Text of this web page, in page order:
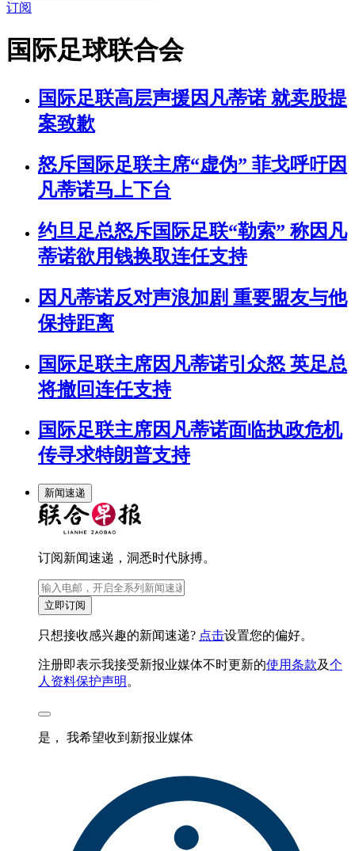
订阅
国际足球联合会
国际足联高层声援因凡蒂诺 就卖股提
案致歉
怒斥国际足联主席“虚伪” 菲戈呼吁因
凡蒂诺马上下台
约旦足总怒斥国际足联“勒索” 称因凡
蒂诺欲用钱换取连任支持
因凡蒂诺反对声浪加剧 重要盟友与他
保持距离
国际足联主席因凡蒂诺引众怒 英足总
将撤回连任支持
国际足联主席因凡蒂诺面临执政危机
传寻求特朗普支持
新闻速递
订阅新闻速递，洞悉时代脉搏。
立即订阅
只想接收感兴趣的新闻速递? 点击设置您的偏好。
注册即表示我接受新报业媒体不时更新的使用条款及个
人资料保护声明 。
是， 我希望收到新报业媒体